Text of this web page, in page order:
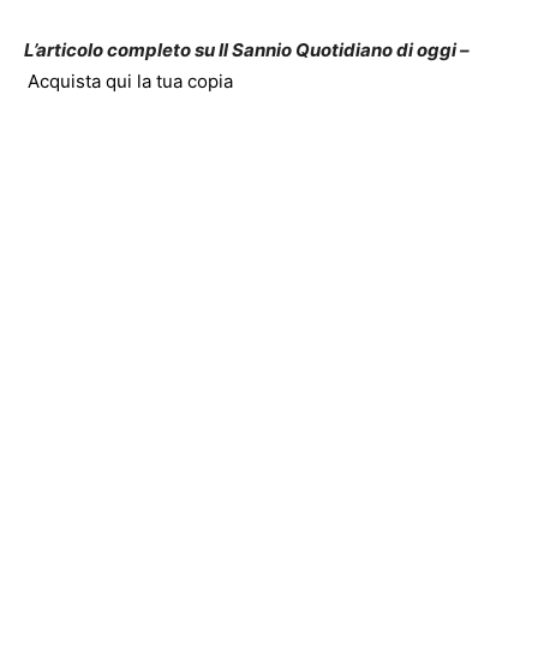
L’articolo completo su Il Sannio Quotidiano di oggi –
Acquista qui la tua copia